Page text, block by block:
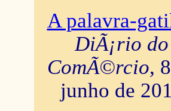
A palavra-
DiÃ¡rio do
ComÃ©rcio,
junho de